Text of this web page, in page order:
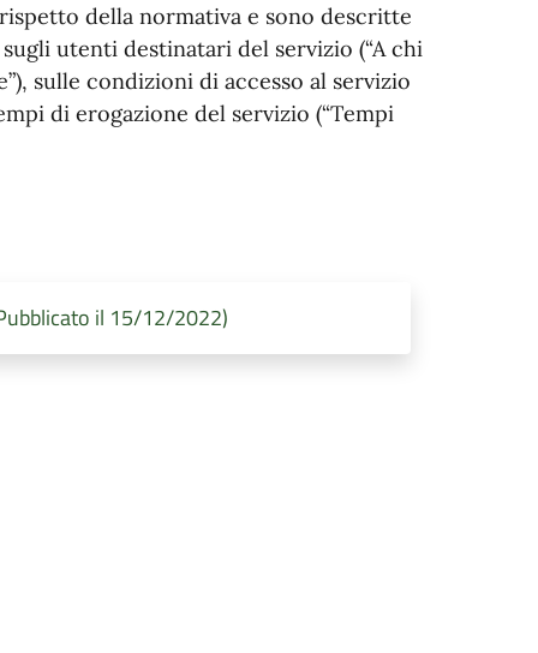
della normativa e sono descritte
utenti destinatari del servizio (“A chi
sulle condizioni di accesso al servizio
di erogazione del servizio (“Tempi
il 15/12/2022)